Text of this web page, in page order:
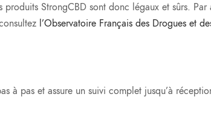
StrongCBD sont donc légaux et sûrs.
l’Observatoire Français des Drogues et
à pas et assure un suivi complet jusqu’à